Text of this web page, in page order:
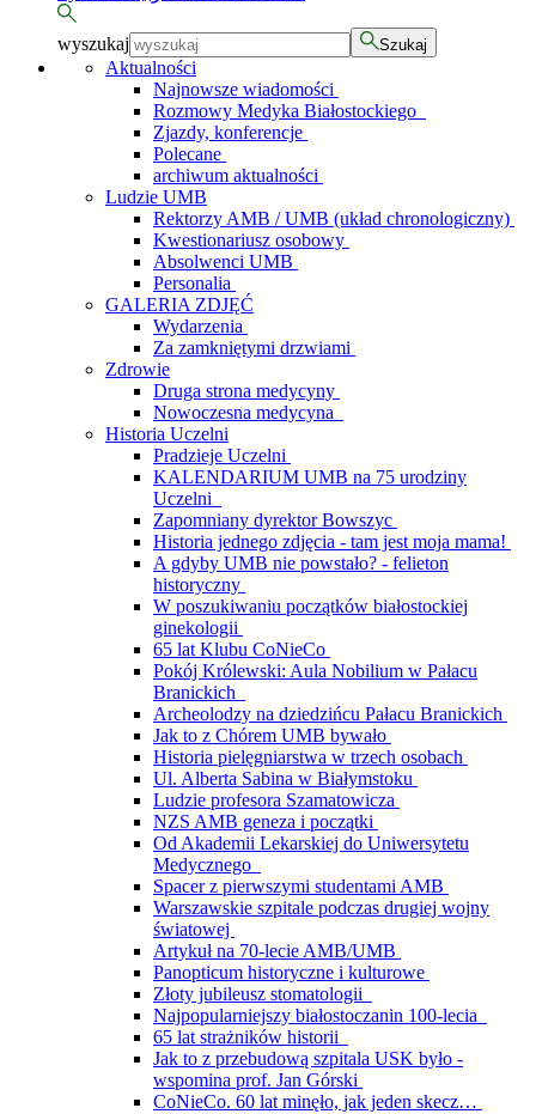
wyszukaj Szukaj
Aktualności
Najnowsze wiadomości
Rozmowy Medyka Białostockiego
Zjazdy, konferencje
Polecane
archiwum aktualności
Ludzie UMB
Rektorzy AMB / UMB (układ chronologiczny)
Kwestionariusz osobowy
Absolwenci UMB
Personalia
GALERIA ZDJĘĆ
Wydarzenia
Za zamkniętymi drzwiami
Zdrowie
Druga strona medycyny
Nowoczesna medycyna
Historia Uczelni
Pradzieje Uczelni
KALENDARIUM UMB na 75 urodziny
Uczelni
Zapomniany dyrektor Bowszyc
Historia jednego zdjęcia - tam jest moja mama!
A gdyby UMB nie powstało? - felieton
historyczny
W poszukiwaniu początków białostockiej
ginekologii
65 lat Klubu CoNieCo
Pokój Królewski: Aula Nobilium w Pałacu
Branickich
Archeolodzy na dziedzińcu Pałacu Branickich
Jak to z Chórem UMB bywało
Historia pielęgniarstwa w trzech osobach
Ul. Alberta Sabina w Białymstoku
Ludzie profesora Szamatowicza
NZS AMB geneza i początki
Od Akademii Lekarskiej do Uniwersytetu
Medycznego
Spacer z pierwszymi studentami AMB
Warszawskie szpitale podczas drugiej wojny
światowej
Artykuł na 70-lecie AMB/UMB
Panopticum historyczne i kulturowe
Złoty jubileusz stomatologii
Najpopularniejszy białostoczanin 100-lecia
65 lat strażników historii
Jak to z przebudową szpitala USK było -
wspomina prof. Jan Górski
CoNieCo. 60 lat minęło, jak jeden skecz…